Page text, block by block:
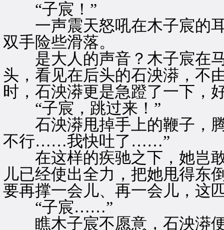
“子宸！”
一声震天怒吼在木子宸的耳
双手险些滑落。
是大人的声音？木子宸在马
头，看见在后头的石泱漭，不
时，石泱漭更是急蹬了一下，
“子宸，跳过来！”
石泱漭甩掉手上的鞭子，腾
不行……我快吐了……”
在这样的疾驰之下，她岂敢
儿已经使出全力，把她甩得东
要再撑一会儿、再一会儿，
“子宸……”
瞧木子宸不愿意，石泱漭便